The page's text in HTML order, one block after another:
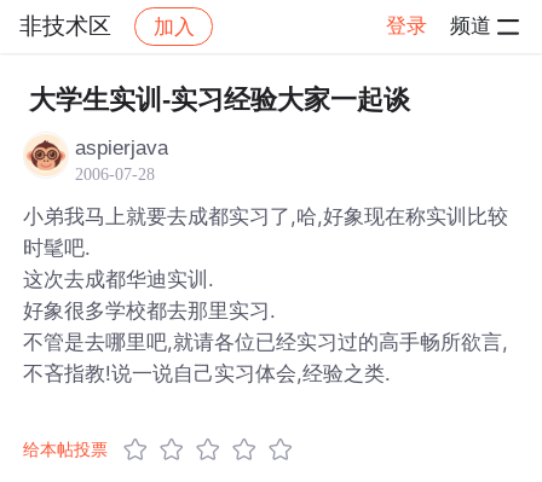
非技术区 加入 登录 频道
社区 非技术区 帖子详情
大学生实训-实习经验大家一起谈
aspierjava
2006-07-28
小弟我马上就要去成都实习了,哈,好象现在称实训比较
时髦吧.
这次去成都华迪实训.
好象很多学校都去那里实习.
不管是去哪里吧,就请各位已经实习过的高手畅所欲言,
不吝指教!说一说自己实习体会,经验之类.
给本帖投票